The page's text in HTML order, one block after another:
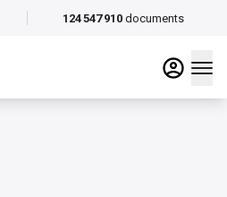
124 547 910 documents